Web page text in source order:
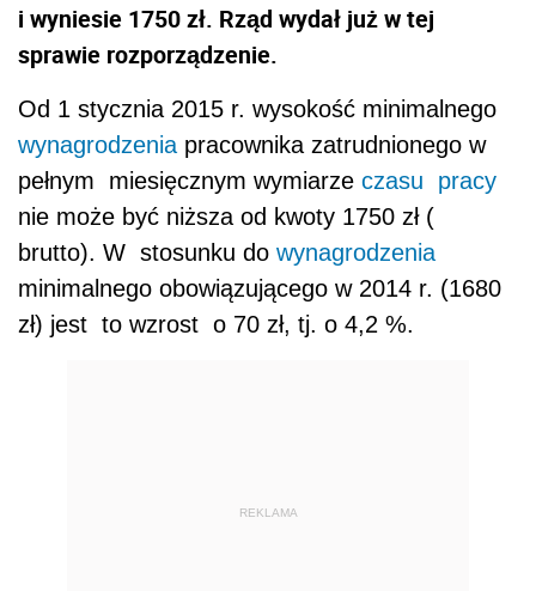
i wyniesie 1750 zł. Rząd wydał już w tej
sprawie rozporządzenie.
Od 1 stycznia 2015 r. wysokość minimalnego
wynagrodzenia pracownika zatrudnionego w
pełnym miesięcznym wymiarze czasu pracy
nie może być niższa od kwoty 1750 zł (
brutto). W stosunku do wynagrodzenia
minimalnego obowiązującego w 2014 r. (1680
zł) jest to wzrost o 70 zł, tj. o 4,2 %.
REKLAMA